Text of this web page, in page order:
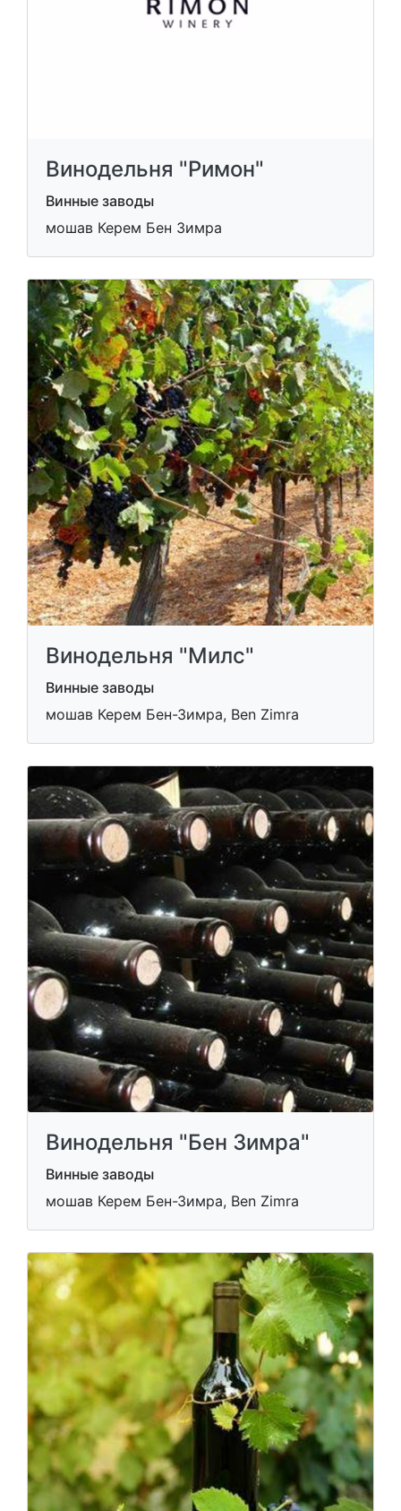
Винодельня "Римон"
Винные заводы
мошав Керем Бен Зимра
Винодельня "Милс"
Винные заводы
мошав Керем Бен-Зимра, Ben Zimra
Винодельня "Бен Зимра"
Винные заводы
мошав Керем Бен-Зимра, Ben Zimra